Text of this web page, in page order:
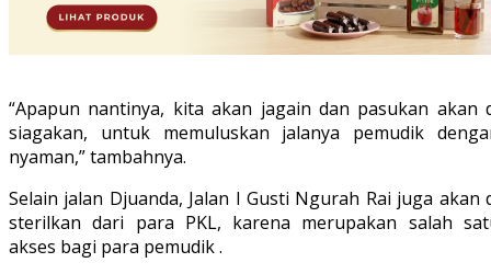
“Apapun nantinya, kita akan jagain dan pasukan akan
siagakan, untuk memuluskan jalanya pemudik
nyaman,” tambahnya.
Selain jalan Djuanda, Jalan I Gusti Ngurah Rai juga akan
sterilkan dari para PKL, karena merupakan salah
akses bagi para pemudik .